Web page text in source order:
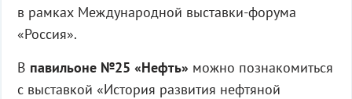
в рамках Международной выставки-форума
«Россия».
В павильоне №25 «Нефть» можно познакомиться
с выставкой «История развития нефтяной